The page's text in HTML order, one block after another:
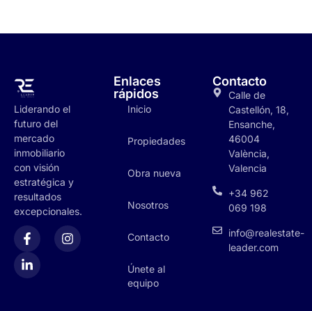
Liderando el
futuro del
mercado
inmobiliario
con visión
estratégica y
resultados
excepcionales.
Enlaces
rápidos
Inicio
Propiedades
Obra nueva
Nosotros
Contacto
Únete al
equipo
Contacto
Calle de
Castellón, 18,
Ensanche,
46004
València,
Valencia
+34 962
069 198
info@realestate-
leader.com